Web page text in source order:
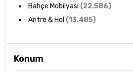
Bahçe Mobilyası (22.586)
Antre & Hol (13.485)
Konum